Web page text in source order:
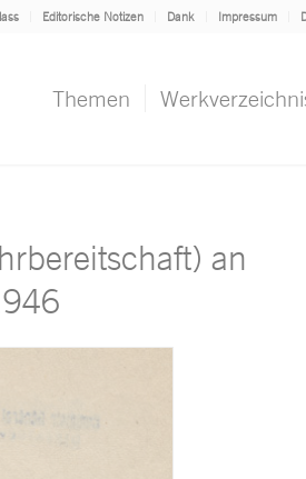
Editorische Notizen Dank Impressum
Themen
an